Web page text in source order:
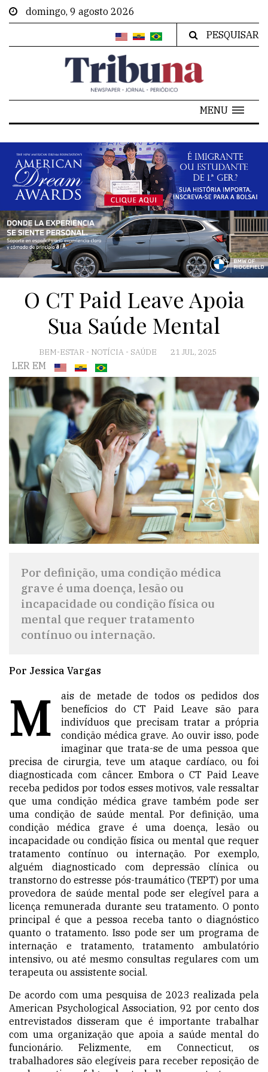
domingo, 9 agosto 2026
PESQUISAR
MENU
O CT Paid Leave Apoia
Sua Saúde Mental
BEM-ESTAR - NOTÍCIA - SAÚDE 21 JUL, 2025
LER EM
Por definição, uma condição médica
grave é uma doença, lesão ou
incapacidade ou condição física ou
mental que requer tratamento
contínuo ou internação.
Por Jessica Vargas
M
ais de metade de todos os pedidos dos
benefícios do CT Paid Leave são para
indivíduos que precisam tratar a própria
condição médica grave. Ao ouvir isso, pode
imaginar que trata-se de uma pessoa que
precisa de cirurgia, teve um ataque cardíaco, ou foi
diagnosticada com câncer. Embora o CT Paid Leave
receba pedidos por todos esses motivos, vale ressaltar
que uma condição médica grave também pode ser
uma condição de saúde mental. Por definição, uma
condição médica grave é uma doença, lesão ou
incapacidade ou condição física ou mental que requer
tratamento contínuo ou internação. Por exemplo,
alguém diagnosticado com depressão clínica ou
transtorno do estresse pós-traumático (TEPT) por uma
provedora de saúde mental pode ser elegível para a
licença remunerada durante seu tratamento. O ponto
principal é que a pessoa receba tanto o diagnóstico
quanto o tratamento. Isso pode ser um programa de
internação e tratamento, tratamento ambulatório
intensivo, ou até mesmo consultas regulares com um
terapeuta ou assistente social.
De acordo com uma pesquisa de 2023 realizada pela
American Psychological Association, 92 por cento dos
entrevistados disseram que é importante trabalhar
com uma organização que apoia a saúde mental do
funcionário. Felizmente, em Connecticut, os
trabalhadores são elegíveis para receber reposição de